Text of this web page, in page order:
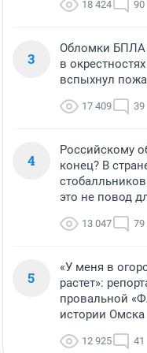
18 424 90
3
Обломки БПЛА
в
вспыхнул
17 409 39
4
Российскому
конец? В
это не повод
13 047 79
5
«У меня в
растет»:
провальной
истории Омска
12 925 41